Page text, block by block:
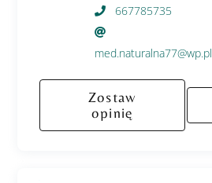
667785735
med.naturalna77@wp.pl
Zostaw
opinię